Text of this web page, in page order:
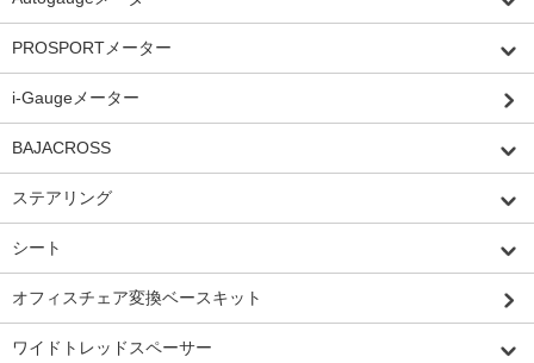
PROSPORTメーター
i-Gaugeメーター
BAJACROSS
ステアリング
シート
オフィスチェア変換ベースキット
ワイドトレッドスペーサー